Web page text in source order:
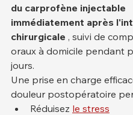
du carprofène injectable
immédiatement après
chirurgicale , suivi de
oraux à domicile pendant
jours.
Une prise en charge
douleur postopératoire
Réduisez le stress